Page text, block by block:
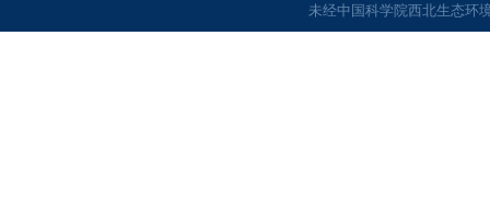
未经中国科学院西北生态环